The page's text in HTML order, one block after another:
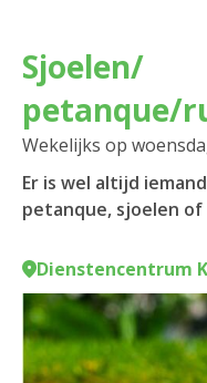
sjoelen/
petanque/
Wekelijks op
Er is wel altijd
petanque, sjoelen of
Dienstencentrum